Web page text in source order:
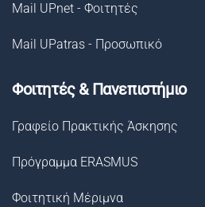
Mail UPnet - Φοιτητές
Mail UPatras - Προσωπικό
Φοιτητές & Πανεπιστήμιο
Γραφείο Πρακτικής Άσκησης
Πρόγραμμα ERASMUS
Φοιτητική Μέριμνα